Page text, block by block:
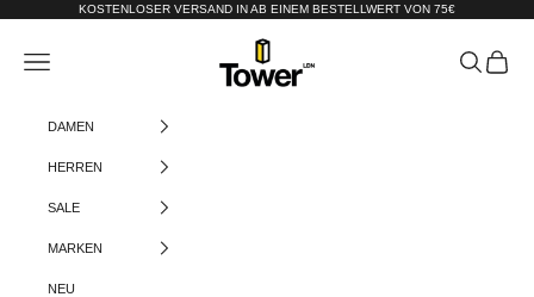
Zum Inhalt springenKOSTENLOSER VERSAND IN AB EINEM BESTELLWERT VON 75€
Tower-London.De
Menü Suchen
DAMEN
HERREN
SALE
MARKEN
NEU